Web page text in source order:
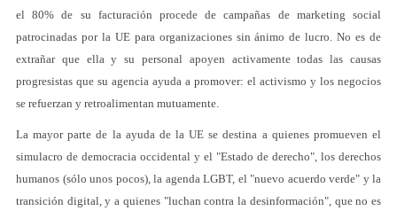
el 80% de su facturación procede de campañas de marketing social
patrocinadas por la UE para organizaciones sin ánimo de lucro. No es de
extrañar que ella y su personal apoyen activamente todas las causas
progresistas que su agencia ayuda a promover: el activismo y los negocios
se refuerzan y retroalimentan mutuamente.
La mayor parte de la ayuda de la UE se destina a quienes promueven el
simulacro de democracia occidental y el "Estado de derecho", los derechos
humanos (sólo unos pocos), la agenda LGBT, el "nuevo acuerdo verde" y la
transición digital, y a quienes "luchan contra la desinformación", que no es